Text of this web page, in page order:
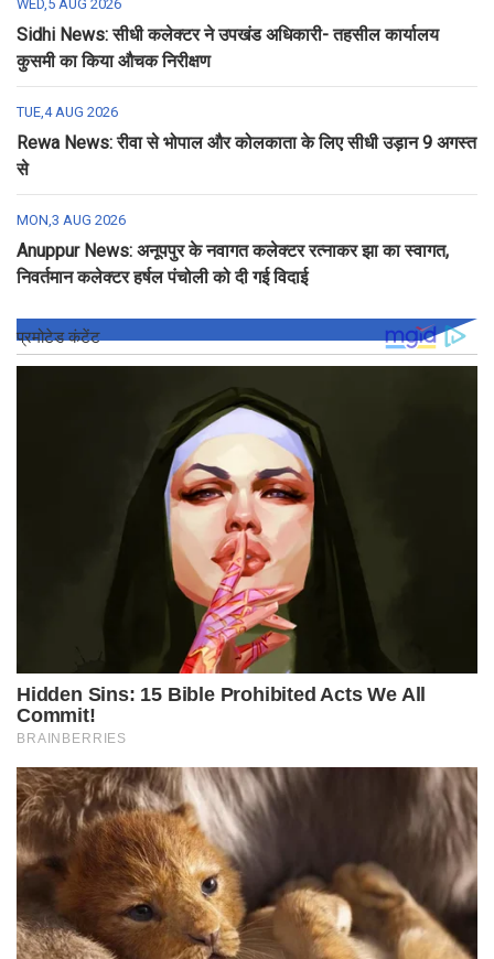
WED,5 AUG 2026
Sidhi News: सीधी कलेक्टर ने उपखंड अधिकारी- तहसील कार्यालय
कुसमी का किया औचक निरीक्षण
TUE,4 AUG 2026
Rewa News: रीवा से भोपाल और कोलकाता के लिए सीधी उड़ान 9 अगस्त
से
MON,3 AUG 2026
Anuppur News: अनूपपुर के नवागत कलेक्टर रत्नाकर झा का स्वागत,
निवर्तमान कलेक्टर हर्षल पंचोली को दी गई विदाई